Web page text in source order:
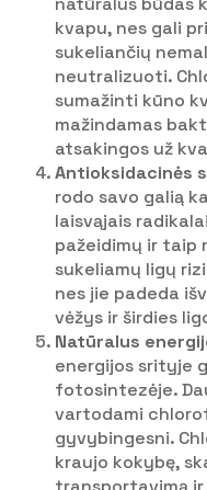
kvapu, nes gali
sukeliančių
neutralizuoti.
sumažinti kūno
mažindamas
atsakingos už
Antioksidacinės
rodo savo galią
laisvąjais
pažeidimų ir taip
sukeliamų ligų
nes jie padeda
vėžys ir širdies
Natūralus
energijos srityje
fotosintezėje.
vartodami
gyvybingesni.
kraujo kokybę,